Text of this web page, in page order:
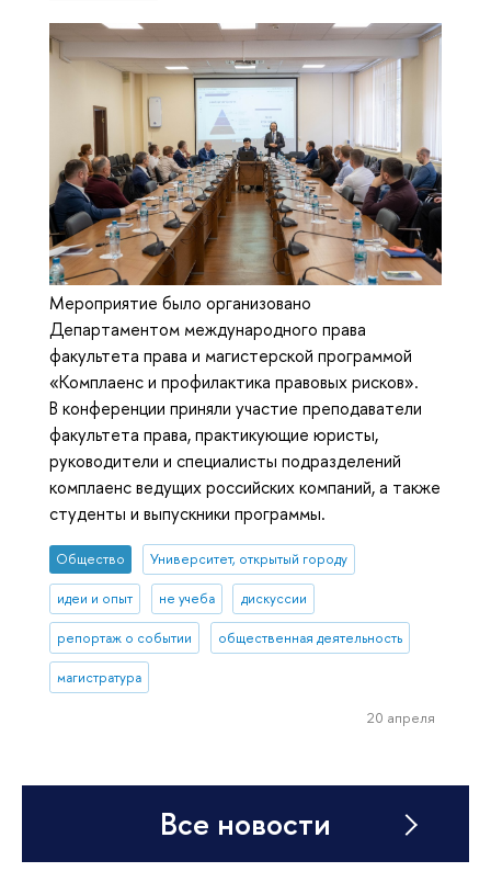
Мероприятие было организовано
Департаментом международного права
факультета права и магистерской программой
«Комплаенс и профилактика правовых рисков».
В конференции приняли участие преподаватели
факультета права, практикующие юристы,
руководители и специалисты подразделений
комплаенс ведущих российских компаний, а также
студенты и выпускники программы.
Общество Университет, открытый городу
идеи и опыт не учеба дискуссии
репортаж о событии общественная деятельность
магистратура
20 апреля
Все новости